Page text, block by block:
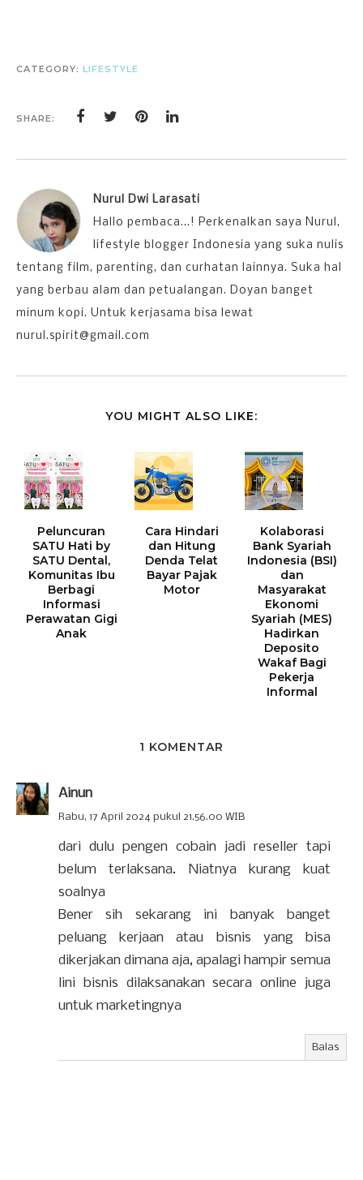
CATEGORY: LIFESTYLE
SHARE:
Nurul Dwi Larasati
Hallo pembaca...! Perkenalkan saya Nurul,
lifestyle blogger Indonesia yang suka nulis
tentang film, parenting, dan curhatan lainnya. Suka hal
yang berbau alam dan petualangan. Doyan banget
minum kopi. Untuk kerjasama bisa lewat
nurul.spirit@gmail.com
YOU MIGHT ALSO LIKE:
Peluncuran
SATU Hati by
SATU Dental,
Komunitas Ibu
Berbagi
Informasi
Perawatan Gigi
Anak
Cara Hindari
dan Hitung
Denda Telat
Bayar Pajak
Motor
Kolaborasi
Bank Syariah
Indonesia (BSI)
dan
Masyarakat
Ekonomi
Syariah (MES)
Hadirkan
Deposito
Wakaf Bagi
Pekerja
Informal
1 KOMENTAR
Ainun
Rabu, 17 April 2024 pukul 21.56.00 WIB
dari dulu pengen cobain jadi reseller tapi
belum terlaksana. Niatnya kurang kuat
soalnya
Bener sih sekarang ini banyak banget
peluang kerjaan atau bisnis yang bisa
dikerjakan dimana aja, apalagi hampir semua
lini bisnis dilaksanakan secara online juga
untuk marketingnya
Balas